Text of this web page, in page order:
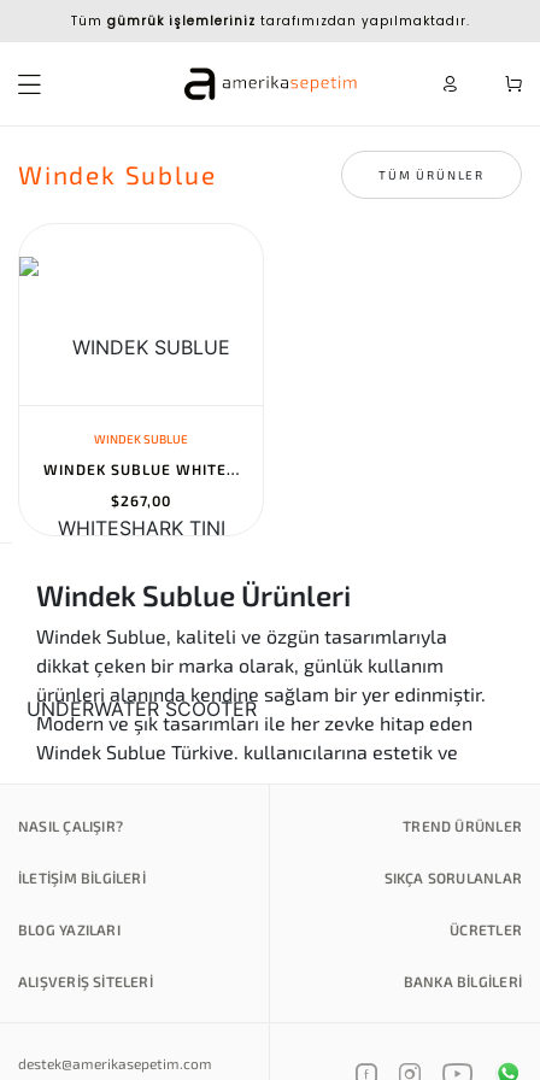
Tüm gümrük işlemleriniz tarafımızdan yapılmaktadır.
Windek Sublue TÜM ÜRÜNLER
WINDEK SUBLUE
WINDEK SUBLUE WHITESHARK TINI UNDERWATER SCOOTER SCUBA SCOOTER WI...
$267,00
Windek Sublue Ürünleri
Windek Sublue, kaliteli ve özgün tasarımlarıyla
dikkat çeken bir marka olarak, günlük kullanım
ürünleri alanında kendine sağlam bir yer edinmiştir.
Modern ve şık tasarımları ile her zevke hitap eden
Windek Sublue Türkiye, kullanıcılarına estetik ve
her yaştan bireyin ihtiyaçlarına yönelik çözümler
geliştirmektedir.
kaliteli malzemeler kullanarak ürettiği
kullanıcılar her zaman memnun kalmaktadır.
NASIL ÇALIŞIR? TREND ÜRÜNLER
İLETİŞİM BİLGİLERİ SIKÇA SORULANLAR
BLOG YAZILARI ÜCRETLER
ALIŞVERİŞ SİTELERİ BANKA BILGILERI
destek@amerikasepetim.com